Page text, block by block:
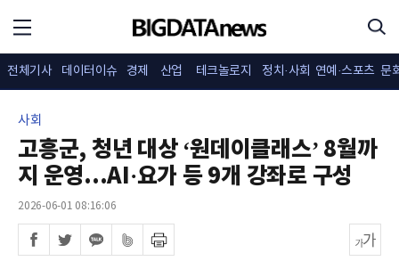
전체기사 데이터이슈 경제 산업 테크놀로지 정치·사회 연예·스포츠 문
사회
고흥군, 청년 대상 ‘원데이클래스’ 8월까
지 운영...AI·요가 등 9개 강좌로 구성
2026-06-01 08:16:06